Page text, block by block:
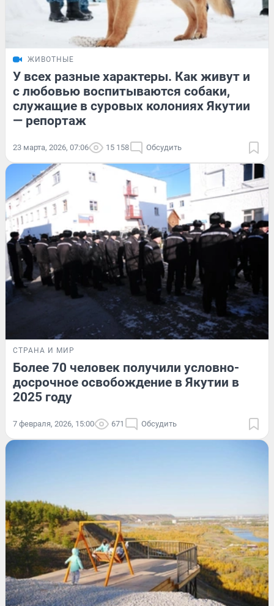
ЖИВОТНЫЕ
У всех разные характеры. Как живут и
с любовью воспитываются собаки,
служащие в суровых колониях Якутии
— репортаж
23 марта, 2026, 07:06 15 158 Обсудить
СТРАНА И МИР
Более 70 человек получили условно-
досрочное освобождение в Якутии в
2025 году
7 февраля, 2026, 15:00 671 Обсудить